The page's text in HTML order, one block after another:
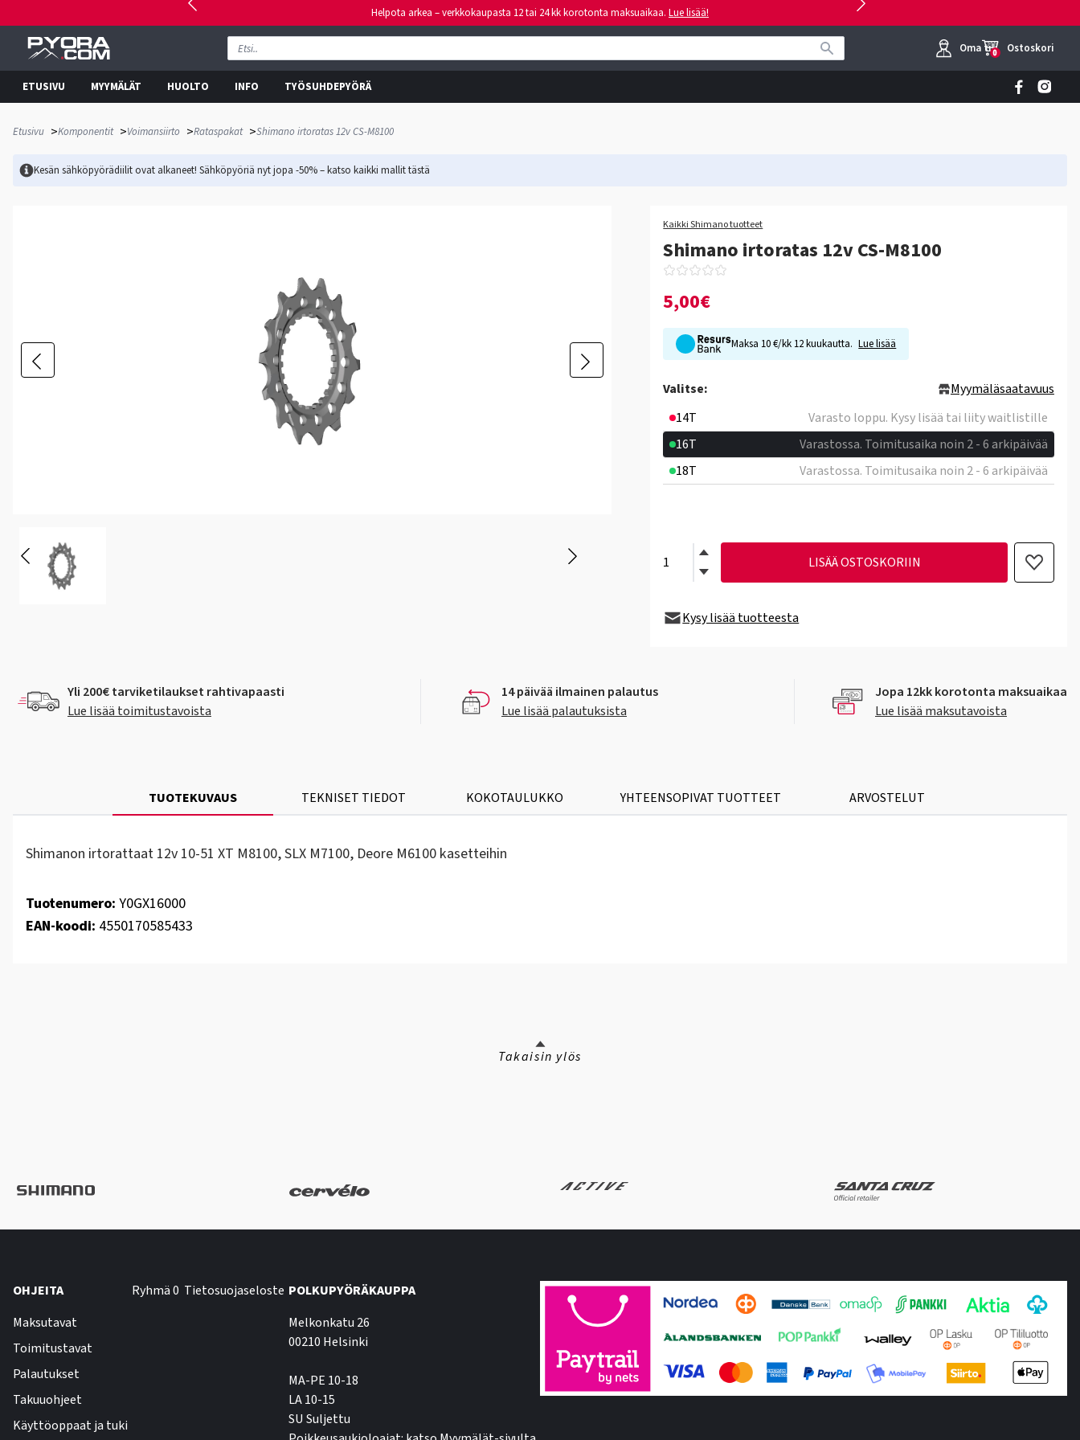
Helpota arkea – verkkokaupasta 12 tai 24 kk korotonta maksuaikaa. Lue lisää!
Oma tili
0 Ostoskori
ETUSIVU MYYMÄLÄT HUOLTO INFO TYÖSUHDEPYÖRÄ
Etusivu >Komponentit >Voimansiirto >Rataspakat >Shimano irtoratas 12v CS-M8100
Kesän sähköpyörädiilit ovat alkaneet! Sähköpyöriä nyt jopa -50% – katso kaikki mallittästä
Kaikki Shimano tuotteet
Shimano irtoratas 12v CS-M8100
5,00€
Maksa 10 €/kk 12 kuukautta. Lue lisää
Valitse:
Myymäläsaatavuus
14T
Varasto loppu. Kysy lisää tai liity waitlistille
16T
Varastossa. Toimitusaika noin 2 - 6 arkipäivää
18T
Varastossa. Toimitusaika noin 2 - 6 arkipäivää
LISÄÄ OSTOSKORIIN
Kysy lisää tuotteesta
Yli 200€ tarviketilaukset rahtivapaasti
Lue lisää toimitustavoista
14 päivää ilmainen palautus
Lue lisää palautuksista
Jopa 12kk korotonta maksuaikaa
Lue lisää maksutavoista
TUOTEKUVAUS TEKNISET TIEDOT KOKOTAULUKKO YHTEENSOPIVAT TUOTTEET ARVOSTELUT
Shimanon irtorattaat 12v 10-51 XT M8100, SLX M7100, Deore M6100 kasetteihin
Tuotenumero: Y0GX16000
EAN-koodi: 4550170585433
Takaisin ylös
OHJEITA
Maksutavat
Toimitustavat
Palautukset
Takuuohjeet
Käyttöoppaat ja tuki
Ryhmä 0 Tietosuojaseloste POLKUPYÖRÄKAUPPA
Melkonkatu 26
00210 Helsinki
MA-PE 10-18
LA 10-15
SU Suljettu